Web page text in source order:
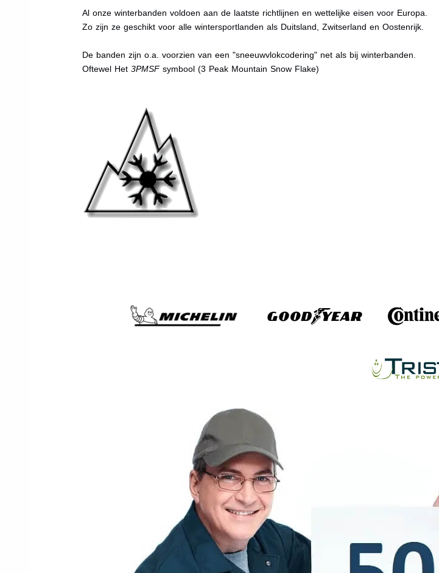
Al onze winterbanden voldoen aan de laatste richtlijnen en wettelijke eisen voor Europa.
Zo zijn ze geschikt voor alle wintersportlanden als Duitsland, Zwitserland en Oostenrijk.
De banden zijn o.a. voorzien van een "sneeuwvlokcodering" net als bij winterbanden.
Oftewel Het3PMSFsymbool (3 Peak Mountain Snow Flake)